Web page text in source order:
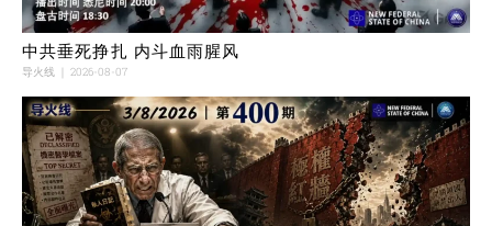
中共垂死挣扎 内斗血雨腥风
导火线 2026-08-07